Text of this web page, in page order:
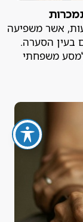
אשר משפיעה
בעין הסערה.
משפחתי
בריאים ותמיכה